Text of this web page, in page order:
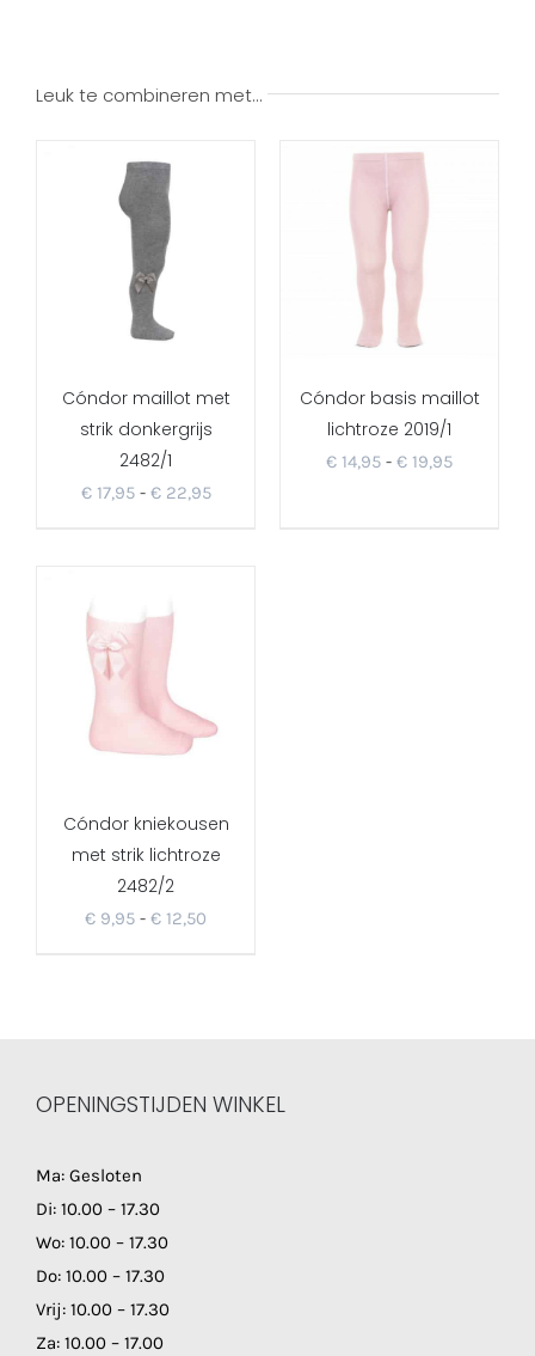
Leuk te combineren met…
Cóndor maillot met
strik donkergrijs
2482/1
€17,95 - €22,95Prijsklasse:
Cóndor basis maillot
lichtroze 2019/1
€ 14,95 - € 19,95
Cóndor kniekousen
met strik lichtroze
2482/2
€ 9,95 - € 12,50
OPENINGSTIJDEN WINKEL
Ma: Gesloten
Di: 10.00 – 17.30
Wo: 10.00 – 17.30
Do: 10.00 – 17.30
Vrij: 10.00 – 17.30
Za: 10.00 – 17.00